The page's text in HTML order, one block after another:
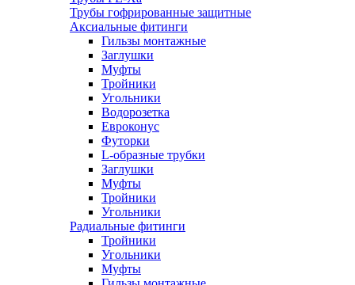
Трубы гофрированные защитные
Аксиальные фитинги
Гильзы монтажные
Заглушки
Муфты
Тройники
Угольники
Водорозетка
Евроконус
Футорки
L-образные трубки
Заглушки
Муфты
Тройники
Угольники
Радиальные фитинги
Тройники
Угольники
Муфты